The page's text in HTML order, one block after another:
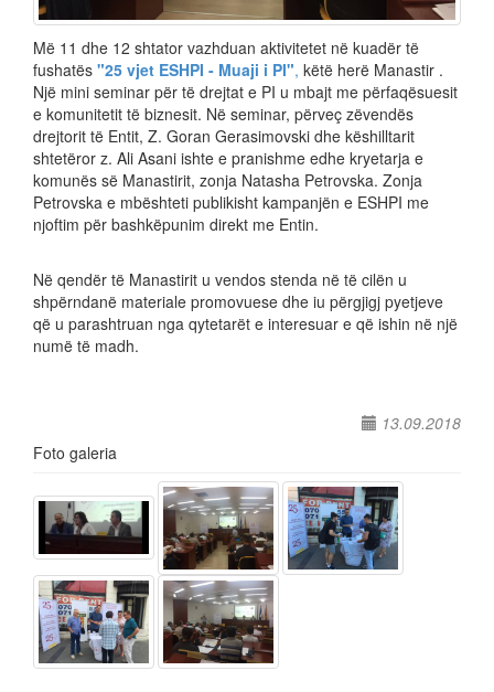
Më 11 dhe 12 shtator vazhduan aktivitetet në kuadër të
fushatës "25 vjet ESHPI - Muaji i PI", këtë herë Manastir .
Një mini seminar për të drejtat e PI u mbajt me përfaqësuesit
e komunitetit të biznesit. Në seminar, përveç zëvendës
drejtorit të Entit, Z. Goran Gerasimovski dhe këshilltarit
shtetëror z. Ali Asani ishte e pranishme edhe kryetarja e
komunës së Manastirit, zonja Natasha Petrovska. Zonja
Petrovska e mbështeti publikisht kampanjën e ESHPI me
njoftim për bashkëpunim direkt me Entin.
Në qendër të Manastirit u vendos stenda në të cilën u
shpërndanë materiale promovuese dhe iu përgjigj pyetjeve
që u parashtruan nga qytetarët e interesuar e që ishin në një
numë të madh.
13.09.2018
Foto galeria